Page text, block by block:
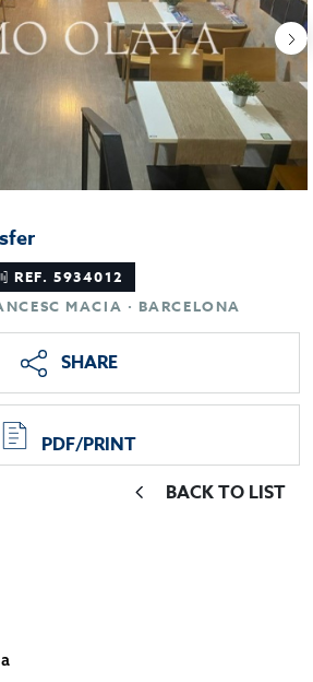
REF. 5934012
MACIA · BARCELONA
SHARE
PDF/PRINT
BACK TO LIST